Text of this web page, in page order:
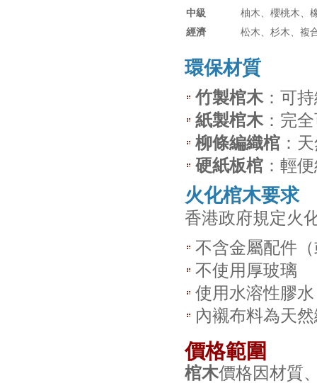
中級
柚木、櫻桃木、
經濟
松木、杉木、複
環保材質
竹製棺木：可
紙製棺木：完
柳條編織棺 ：
硬紙板棺 ：輕
火化棺木要求
香港政府規定火
不含金屬配件
不使用厚玻璃
使用水溶性膠水
內襯布料為天
價格範圍
棺木價格因材質